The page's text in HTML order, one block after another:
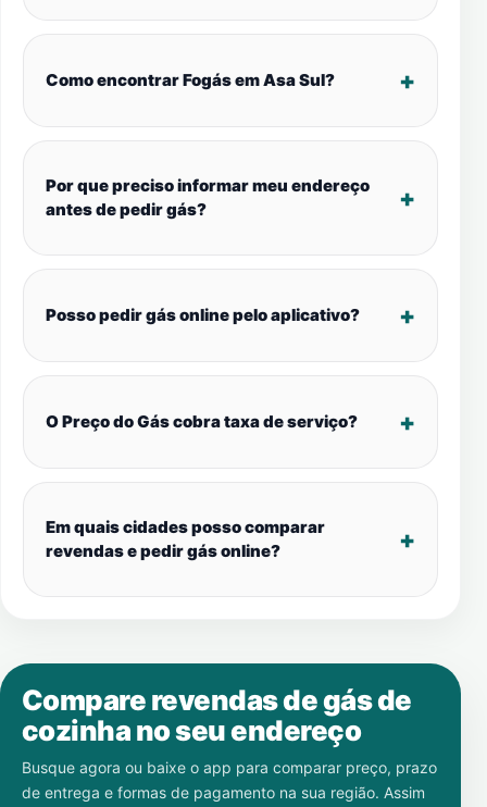
Como encontrar Fogás em Asa Sul?
Por que preciso informar meu endereço
antes de pedir gás?
Posso pedir gás online pelo aplicativo?
O Preço do Gás cobra taxa de serviço?
Em quais cidades posso comparar
revendas e pedir gás online?
Compare revendas de gás de
cozinha no seu endereço
Busque agora ou baixe o app para comparar preço, prazo
de entrega e formas de pagamento na sua região. Assim